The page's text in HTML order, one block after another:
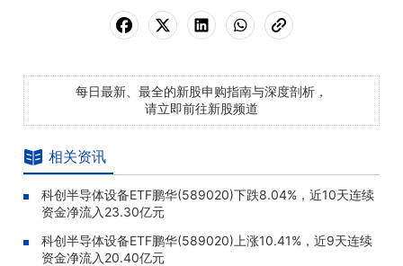
每日最新、最全的新股申购指南与深度剖析，
请立即前往新股频道
相关资讯
科创半导体设备ETF鹏华(589020)下跌8.04%，近10天连续
资金净流入23.30亿元
科创半导体设备ETF鹏华(589020)上涨10.41%，近9天连续
资金净流入20.40亿元